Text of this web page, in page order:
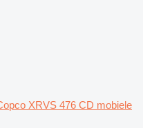
XRVS 476 CD mobiele